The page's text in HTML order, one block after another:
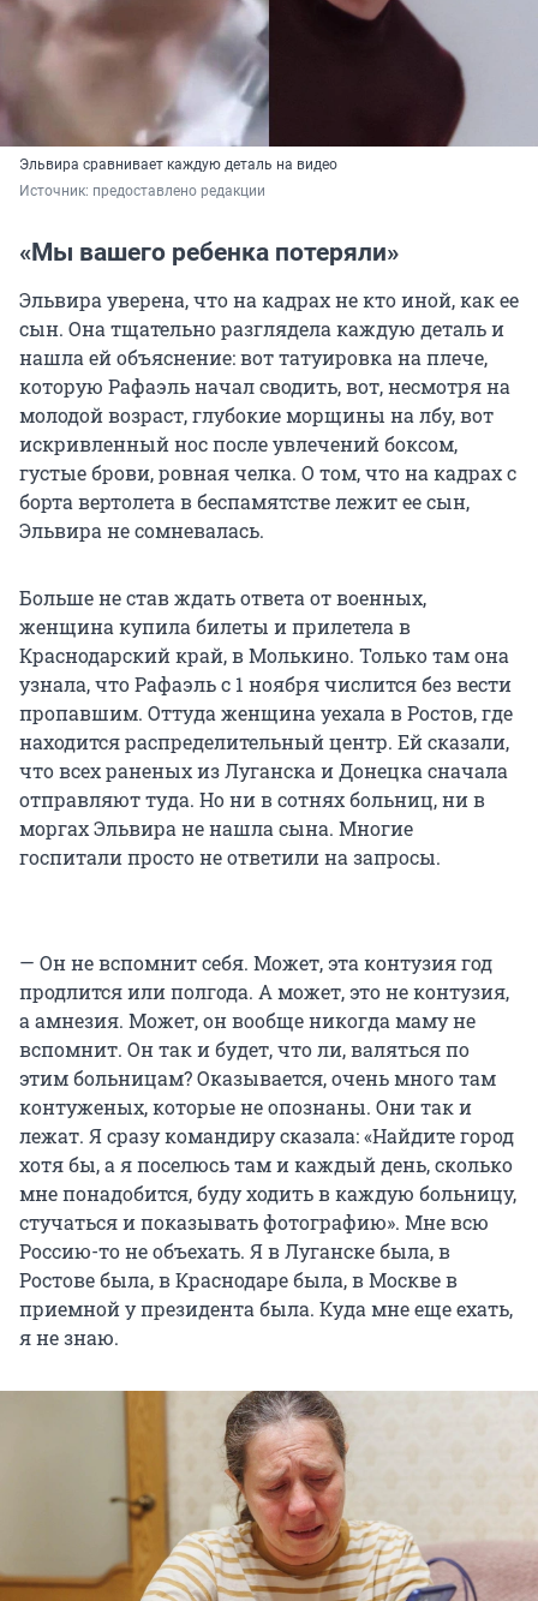
Эльвира сравнивает каждую деталь на видео
Источник: предоставлено редакции
«Мы вашего ребенка потеряли»
Эльвира уверена, что на кадрах не кто иной, как ее
сын. Она тщательно разглядела каждую деталь и
нашла ей объяснение: вот татуировка на плече,
которую Рафаэль начал сводить, вот, несмотря на
молодой возраст, глубокие морщины на лбу, вот
искривленный нос после увлечений боксом,
густые брови, ровная челка. О том, что на кадрах с
борта вертолета в беспамятстве лежит ее сын,
Эльвира не сомневалась.
Больше не став ждать ответа от военных,
женщина купила билеты и прилетела в
Краснодарский край, в Молькино. Только там она
узнала, что Рафаэль с 1 ноября числится без вести
пропавшим. Оттуда женщина уехала в Ростов, где
находится распределительный центр. Ей сказали,
что всех раненых из Луганска и Донецка сначала
отправляют туда. Но ни в сотнях больниц, ни в
моргах Эльвира не нашла сына. Многие
госпитали просто не ответили на запросы.
— Он не вспомнит себя. Может, эта контузия год
продлится или полгода. А может, это не контузия,
а амнезия. Может, он вообще никогда маму не
вспомнит. Он так и будет, что ли, валяться по
этим больницам? Оказывается, очень много там
контуженых, которые не опознаны. Они так и
лежат. Я сразу командиру сказала: «Найдите город
хотя бы, а я поселюсь там и каждый день, сколько
мне понадобится, буду ходить в каждую больницу,
стучаться и показывать фотографию». Мне всю
Россию-то не объехать. Я в Луганске была, в
Ростове была, в Краснодаре была, в Москве в
приемной у президента была. Куда мне еще ехать,
я не знаю.